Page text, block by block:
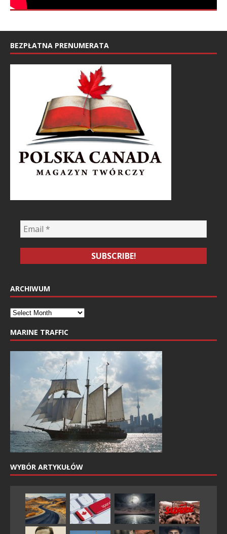
BEZPŁATNA PRENUMERATA
ARCHIWUM
MARINE TRAFFIC
WYBÓR ARTYKUŁÓW